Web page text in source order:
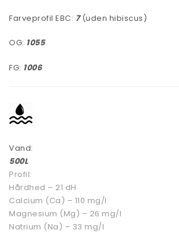
Farveprofil EBC: 7(uden hibiscus)
OG: 1055
FG: 1006
Vand:
500L
Profil:
Hårdhed – 21 dH
Calcium (Ca) – 110 mg/l
Magnesium (Mg) – 26 mg/l
Natrium (Na) – 33 mg/l